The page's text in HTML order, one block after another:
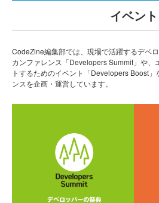
イベント
CodeZine編集部では、現場で活躍するデベ
カンファレンス「Developers Summit」や、
トするためのイベント「Developers Boost
ンスを企画・運営しています。